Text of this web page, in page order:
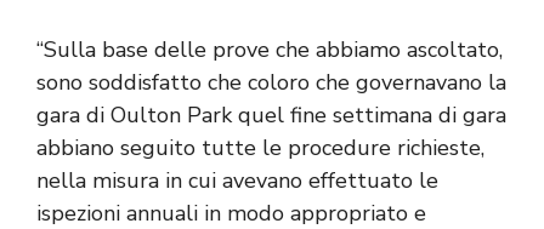
“Sulla base delle prove che abbiamo ascoltato,
sono soddisfatto che coloro che governavano la
gara di Oulton Park quel fine settimana di gara
abbiano seguito tutte le procedure richieste,
nella misura in cui avevano effettuato le
ispezioni annuali in modo appropriato e